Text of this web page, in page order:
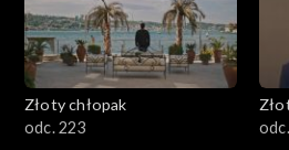
Złoty chłopak
odc. 223